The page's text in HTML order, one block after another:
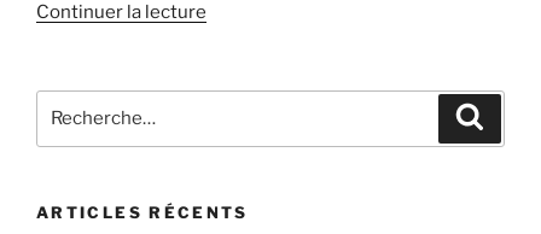
Continuer la lecture
pour
pour
ARTICLES RÉCENTS